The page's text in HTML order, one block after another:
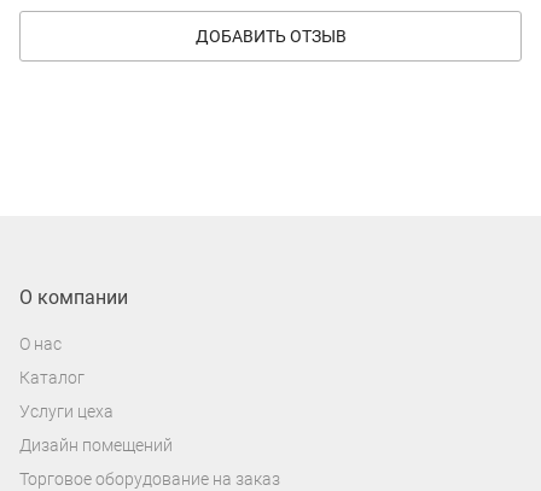
ДОБАВИТЬ ОТЗЫВ
О компании
О нас
Каталог
Услуги цеха
Дизайн помещений
Торговое оборудование на заказ